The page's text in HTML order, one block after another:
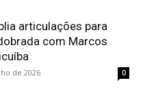
articulações para
com Marcos
de 2026 0